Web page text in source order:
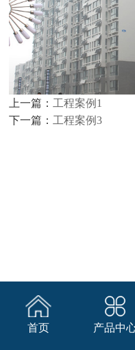
上一篇：工程案例1
下一篇：工程案例3
首页 产品中